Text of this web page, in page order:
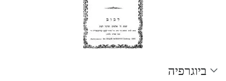
ביוגרפיה